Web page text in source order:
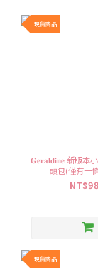
現貨商品
𝐆𝐞𝐫𝐚𝐥𝐝𝐢𝐧𝐞 新版本
頭包(僅有一
現貨商品